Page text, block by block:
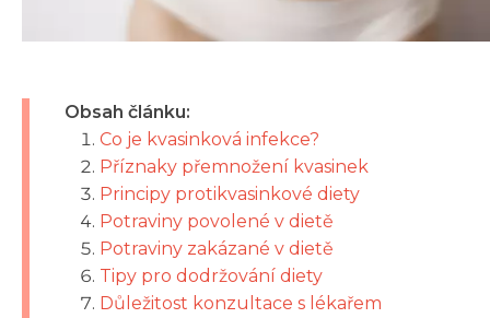
Obsah článku:
Co je kvasinková infekce?
Příznaky přemnožení kvasinek
Principy protikvasinkové diety
Potraviny povolené v dietě
Potraviny zakázané v dietě
Tipy pro dodržování diety
Důležitost konzultace s lékařem